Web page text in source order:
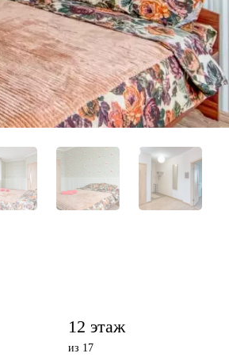
12 этаж
из 17